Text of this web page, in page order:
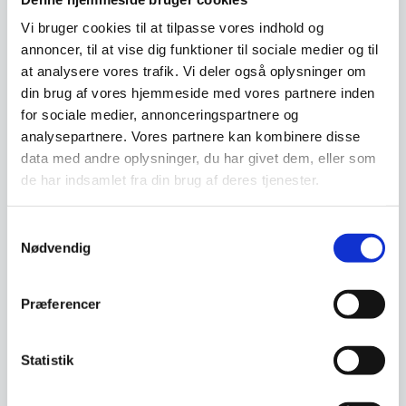
Vi bruger cookies til at tilpasse vores indhold og
annoncer, til at vise dig funktioner til sociale medier og til
at analysere vores trafik. Vi deler også oplysninger om
din brug af vores hjemmeside med vores partnere inden
for sociale medier, annonceringspartnere og
analysepartnere. Vores partnere kan kombinere disse
data med andre oplysninger, du har givet dem, eller som
de har indsamlet fra din brug af deres tjenester.
Nødvendig
Præferencer
Statistik
Relaterede varer
SPAR 20%
Shoss design hylde der passer
oprindelige
pris
399,00
Den
er:
SPAR OP TIL 46%
Lækker vinreol med plads til 6
Dette
har
flere